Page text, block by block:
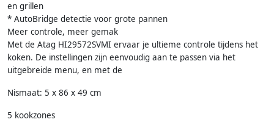
en grillen
* AutoBridge detectie voor grote pannen
Meer controle, meer gemak
Met de Atag HI29572SVMI ervaar je ultieme controle tijdens het
koken. De instellingen zijn eenvoudig aan te passen via het
uitgebreide menu, en met de
Nismaat: 5 x 86 x 49 cm
5 kookzones